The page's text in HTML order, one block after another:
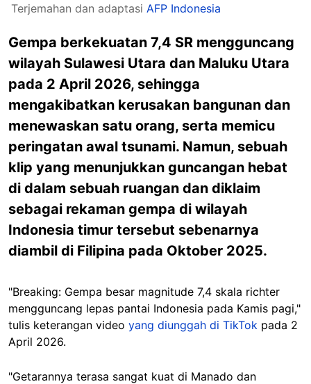
Terjemahan dan adaptasi AFP Indonesia
Gempa berkekuatan 7,4 SR mengguncang
wilayah Sulawesi Utara dan Maluku Utara
pada 2 April 2026, sehingga
mengakibatkan kerusakan bangunan dan
menewaskan satu orang, serta memicu
peringatan awal tsunami. Namun, sebuah
klip yang menunjukkan guncangan hebat
di dalam sebuah ruangan dan diklaim
sebagai rekaman gempa di wilayah
Indonesia timur tersebut sebenarnya
diambil di Filipina pada Oktober 2025.
"Breaking: Gempa besar magnitude 7,4 skala richter
mengguncang lepas pantai Indonesia pada Kamis pagi,"
tulis keterangan video yang diunggah di TikTok pada 2
April 2026.
"Getarannya terasa sangat kuat di Manado dan